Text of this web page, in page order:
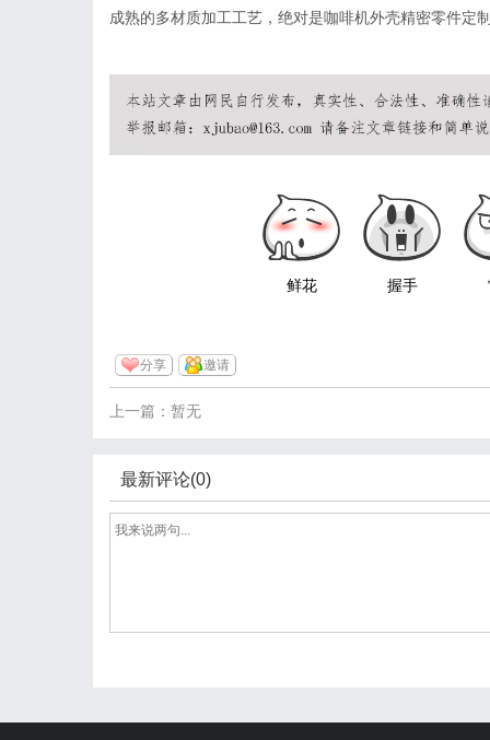
成熟的多材质加工工艺，绝对是咖啡机外壳精密零件定
鲜花 握手
分享 邀请
上一篇：暂无
最新评论(0)